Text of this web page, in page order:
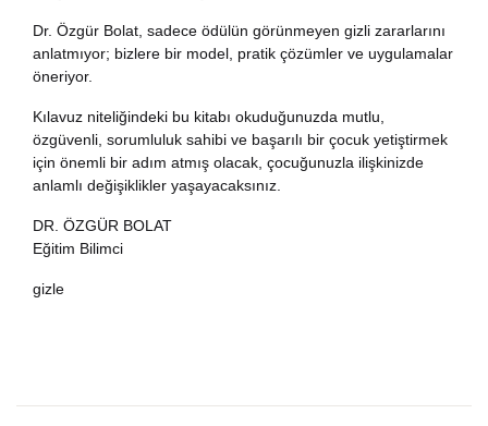
Siyasi
Tarih
Dr. Özgür Bolat, sadece ödülün görünmeyen gizli zararlarını
anlatmıyor; bizlere bir model, pratik çözümler ve uygulamalar
öneriyor.
Kılavuz niteliğindeki bu kitabı okuduğunuzda mutlu,
özgüvenli, sorumluluk sahibi ve başarılı bir çocuk yetiştirmek
için önemli bir adım atmış olacak, çocuğunuzla ilişkinizde
anlamlı değişiklikler yaşayacaksınız.
DR. ÖZGÜR BOLAT
Eğitim Bilimci
gizle